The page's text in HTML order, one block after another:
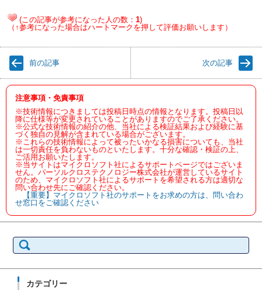
(この記事が参考になった人の数： 1)
（↑参考になった場合はハートマークを押して評価お願いします）
前の記事 次の記事
注意事項・免責事項
※技術情報につきましては投稿日時点の情報となります。投稿日以
降に仕様等が変更されていることがありますのでご了承ください。
※公式な技術情報の紹介の他、当社による検証結果および経験に基
づく独自の見解が含まれている場合がございます。
※これらの技術情報によって被ったいかなる損害についても、当社
は一切責任を負わないものといたします。十分な確認・検証の上、
ご活用お願いたします。
※当サイトはマイクロソフト社によるサポートページではございま
せん。パーソルクロステクノロジー株式会社が運営しているサイト
のため、マイクロソフト社によるサポートを希望される方は適切な
問い合わせ先にご確認ください。
【重要】マイクロソフト社のサポートをお求めの方は、問い合わ
せ窓口をご確認ください
索:
カテゴリー